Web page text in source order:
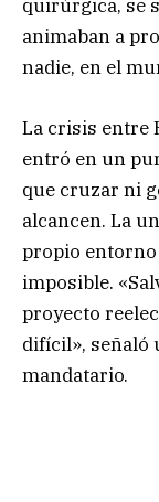
quirúrgica, se
animaban a
nadie, en el
La crisis entre
entró en un
que cruzar ni
alcancen. La
propio
imposible.
proyecto
difícil», señaló
mandatario.